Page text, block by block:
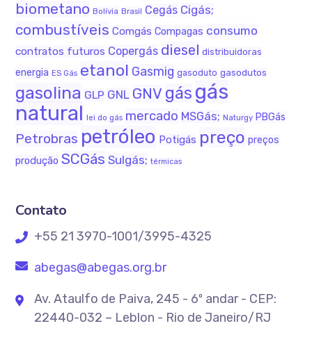
biometano Bolívia Brasil Cegás Cigás;
combustíveis Comgás Compagas consumo
contratos futuros Copergás diesel distribuidoras
energia ES Gás etanol Gasmig gasoduto gasodutos
gasolina GLP GNL GNV gás gás
natural lei do gás mercado MSGás; Naturgy PBGás
Petrobras petróleo Potigás preço preços
produção SCGás Sulgás; térmicas
Contato
+55 21 3970-1001/3995-4325
abegas@abegas.org.br
Av. Ataulfo de Paiva, 245 - 6º andar - CEP:
22440-032 – Leblon - Rio de Janeiro/RJ